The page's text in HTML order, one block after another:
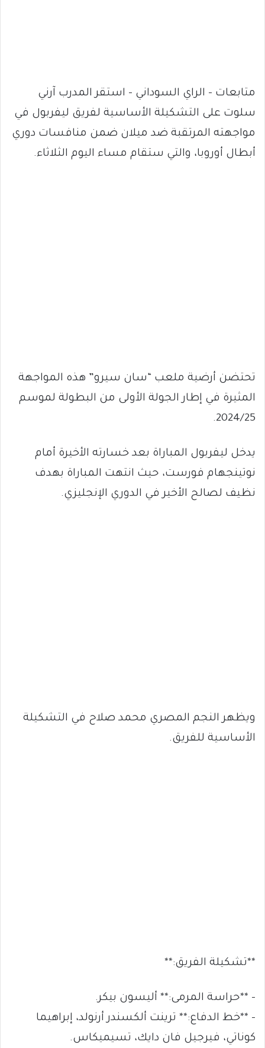
متابعات – الراي السوداني – استقر المدرب آرني
سلوت على التشكيلة الأساسية لفريق ليفربول في
مواجهته المرتقبة ضد ميلان ضمن منافسات دوري
أبطال أوروبا، والتي ستقام مساء اليوم الثلاثاء.
تحتضن أرضية ملعب “سان سيرو” هذه المواجهة
المثيرة في إطار الجولة الأولى من البطولة لموسم
2024/25.
يدخل ليفربول المباراة بعد خسارته الأخيرة أمام
نوتينجهام فورست، حيث انتهت المباراة بهدف
نظيف لصالح الأخير في الدوري الإنجليزي.
ويظهر النجم المصري محمد صلاح في التشكيلة
الأساسية للفريق.
**تشكيلة الفريق:**
– **حراسة المرمى:** أليسون بيكر.
– **خط الدفاع:** ترينت ألكسندر أرنولد، إبراهيما
كوناتي، فيرجيل فان دايك، تسيميكاس.